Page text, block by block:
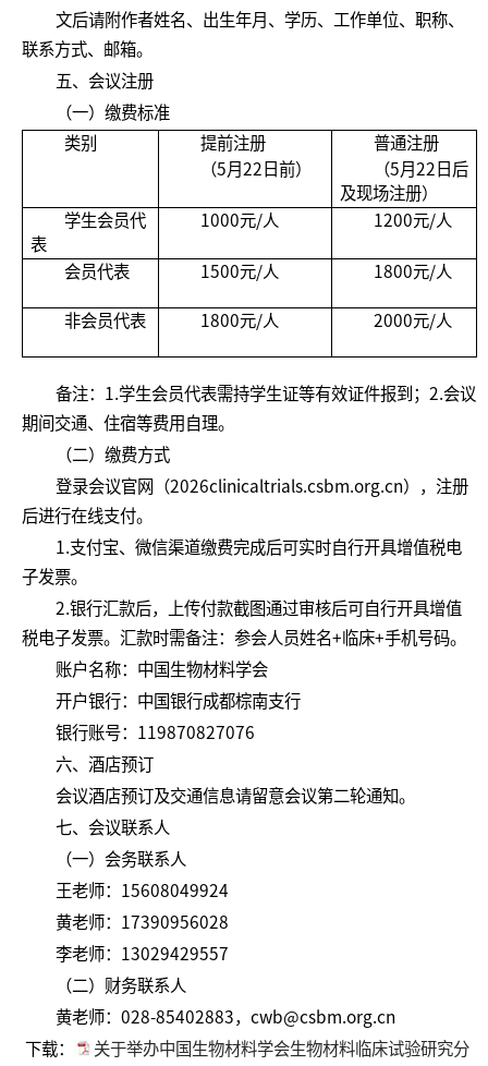
文后请附作者姓名、出生年月、学历、工作单位、职称、
联系方式、邮箱。
五、会议注册
（一）缴费标准
类别
提前注册
（5月22日前）
普通注册
（5月22日后
及现场注册）
学生会员代
表
1000元/人 1200元/人
会员代表 1500元/人 1800元/人
非会员代表 1800元/人 2000元/人
备注：1.学生会员代表需持学生证等有效证件报到；2.会议
期间交通、住宿等费用自理。
（二）缴费方式
登录会议官网（2026clinicaltrials.csbm.org.cn），注册
后进行在线支付。
1.支付宝、微信渠道缴费完成后可实时自行开具增值税电
子发票。
2.银行汇款后，上传付款截图通过审核后可自行开具增值
税电子发票。汇款时需备注：参会人员姓名+临床+手机号码。
账户名称：中国生物材料学会
开户银行：中国银行成都棕南支行
银行账号：119870827076
六、酒店预订
会议酒店预订及交通信息请留意会议第二轮通知。
七、会议联系人
（一）会务联系人
王老师：15608049924
黄老师：17390956028
李老师：13029429557
（二）财务联系人
黄老师：028-85402883，cwb@csbm.org.cn
下载：
关于举办中国生物材料学会生物材料临床试验研究分